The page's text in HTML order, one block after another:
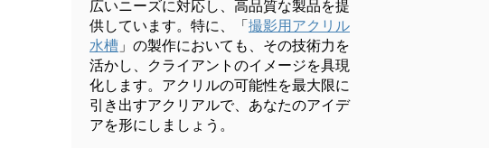
広いニーズに対応し、高品質な製品を提
供しています。特に、「撮影用アクリル
水槽 」の製作においても、その技術力を
活かし、クライアントのイメージを具現
化します。アクリルの可能性を最大限に
引き出すアクリアルで、あなたのアイデ
アを形にしましょう。